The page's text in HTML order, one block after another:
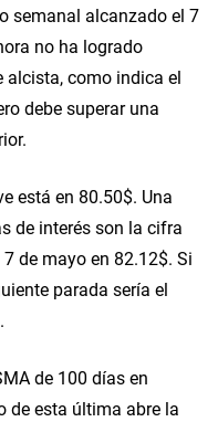
semanal alcanzado el 7
no ha logrado
alcista, como indica el
debe superar una
está en 80.50$. Una
de interés son la cifra
de mayo en 82.12$. Si
parada sería el
de 100 días en
de esta última abre la